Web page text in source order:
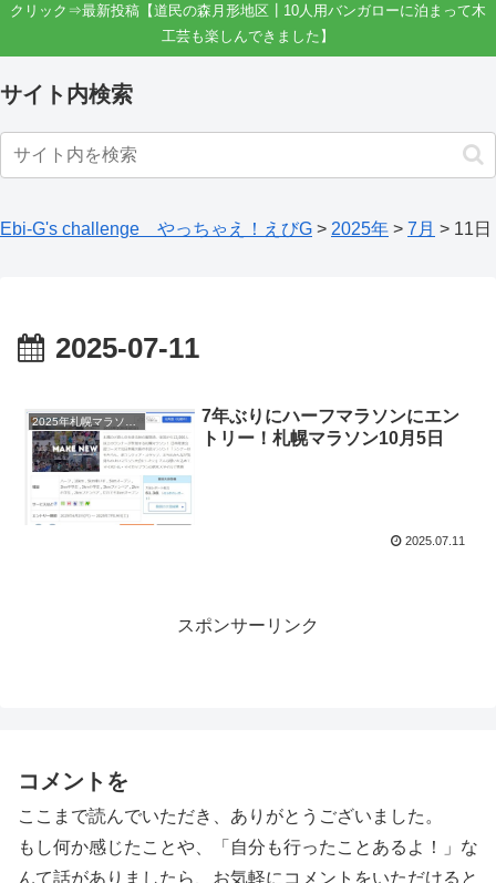
クリック⇒最新投稿【道民の森月形地区┃10人用バンガローに泊まって木
工芸も楽しんできました】
サイト内検索
Ebi-G's challenge やっちゃえ！えびG > 2025年 > 7月 > 11日
2025-07-11
7年ぶりにハーフマラソンにエン
トリー！札幌マラソン10月5日
2025.07.11
スポンサーリンク
コメントを
ここまで読んでいただき、ありがとうございました。
もし何か感じたことや、「自分も行ったことあるよ！」な
んて話がありましたら、お気軽にコメントをいただけると